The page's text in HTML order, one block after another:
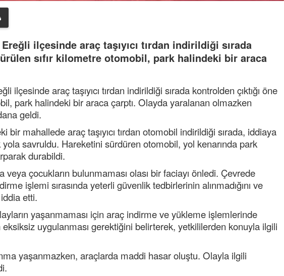
ilçesinde araç taşıyıcı tırdan indirildiği sırada
sıfır kilometre otomobil, park halindeki bir araca
ilçesinde araç taşıyıcı tırdan indirildiği sırada kontrolden çıktığı öne
park halindeki bir araca çarptı. Olayda yaralanan olmazken
geldi.
bir mahallede araç taşıyıcı tırdan otomobil indirildiği sırada, iddiaya
savruldu. Hareketini sürdüren otomobil, yol kenarında park
durabildi.
veya çocukların bulunmaması olası bir faciayı önledi. Çevrede
işlemi sırasında yeterli güvenlik tedbirlerinin alınmadığını ve
iddia etti.
yaşanmaması için araç indirme ve yükleme işlemlerinde
uygulanması gerektiğini belirterek, yetkililerden konuyla ilgili
yaşanmazken, araçlarda maddi hasar oluştu. Olayla ilgili
Semih ÇOLAK
SEÇMEN NE DEDİ?
Op. Dr. Erol GÜNEN